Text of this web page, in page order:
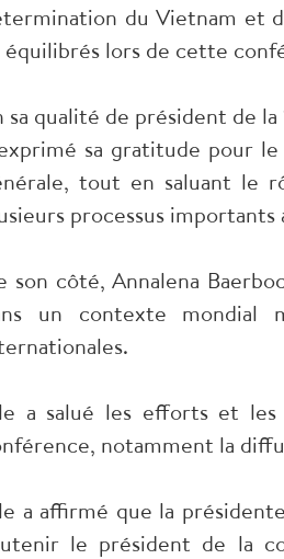
du Vietnam et
lors de cette
sa qualité de président de la
sa gratitude pour
tout en saluant le
processus
son côté, Annalena
un contexte
a salué les efforts et
notamment la
a affirmé que la
le président de la